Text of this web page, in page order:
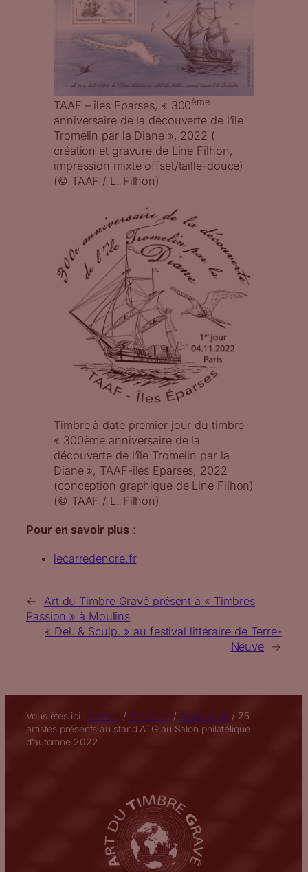
TAAF – îles Eparses, « 300ème
anniversaire de la découverte de l’île
Tromelin par la Diane », 2022 (
création et gravure de Line Filhon,
impression mixte offset/taille-douce)
(© TAAF / L. Filhon)
Timbre à date premier jour du timbre
« 300ème anniversaire de la
découverte de l’île Tromelin par la
Diane », TAAF-îles Eparses, 2022
(conception graphique de Line Filhon)
(© TAAF / L. Filhon)
Pour en savoir plus :
lecarredencre.fr
←
Art du Timbre Gravé présent à « Timbres
Passion » à Moulins
« Del. & Sculp. » au festival littéraire de Terre-
Neuve →
Vous êtes ici : Accueil / Actualités/ Association / 25
artistes présents au stand ATG au Salon philatélique
d’automne 2022